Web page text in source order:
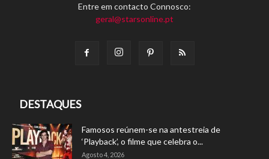
Entre em contacto Connosco:
geral@starsonline.pt
DESTAQUES
Famosos reúnem-se na antestreia de
‘Playback’, o filme que celebra o...
Agosto 4, 2026